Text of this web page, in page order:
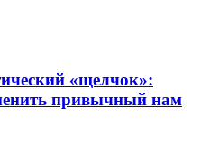
«щелчок»:
привычный нам